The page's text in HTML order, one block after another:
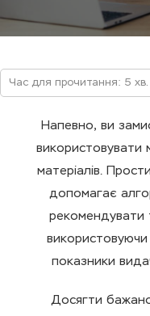
Час для прочитання: 5 хв.
Напевно, ви
використовувати
матеріалів.
допомагає
рекомендувати
показники
Досягти